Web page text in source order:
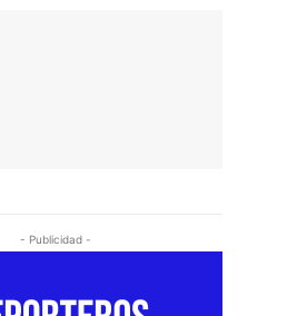
- Publicidad -